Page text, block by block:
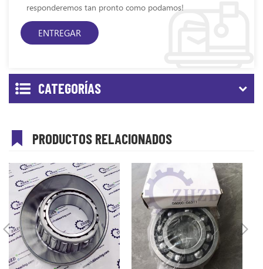
responderemos tan pronto como podamos!
CATEGORÍAS
PRODUCTOS RELACIONADOS